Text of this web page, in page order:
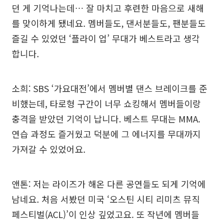
던 게 기억나는데… 잘 마치고 후련한 마음으로 새해
를 맞이하게 됐네요. 멤버들도, 댄서분들도, 팬분들도
즐길 수 있었던 ‘플라이 업’ 무대가 베스트라고 생각
합니다.
소희: SBS ‘가요대전’에서 멤버별 댄스 브레이크를 준
비했는데, 타로형 구간이 너무 쇼킹해서 멤버들이랑
충격을 받았던 기억이 납니다. 베스트 무대는 MMA.
연습 과정도 즐거웠고 덕분에 그 에너지를 무대까지
가져갈 수 있었어요.
앤톤: 저는 라이즈가 해온 다른 공연들도 되게 기억에
남네요. 처음 서봤던 미국 ‘오스틴 시티 리미츠 뮤직
페스티벌(ACL)’이 인상 깊었고요. 또 작년에 멤버들